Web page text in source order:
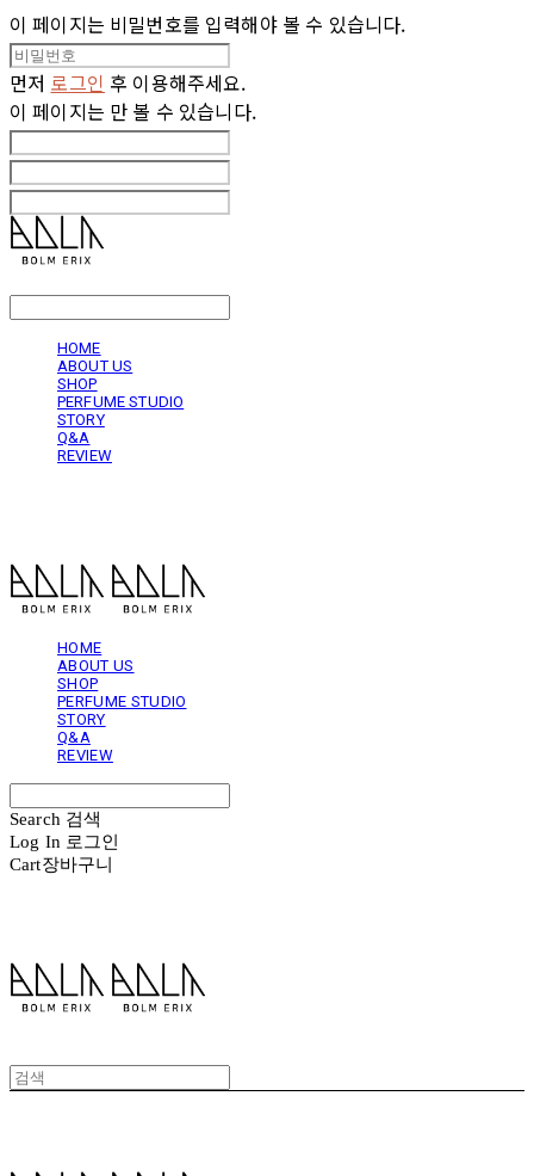
이 페이지는 비밀번호를 입력해야 볼 수 있습니다.
먼저 로그인 후 이용해주세요.
이 페이지는 만 볼 수 있습니다.
HOME
ABOUT US
SHOP
PERFUME STUDIO
STORY
Q&A
REVIEW
HOME
ABOUT US
SHOP
PERFUME STUDIO
STORY
Q&A
REVIEW
Search 검색
Log In 로그인
Cart장바구니